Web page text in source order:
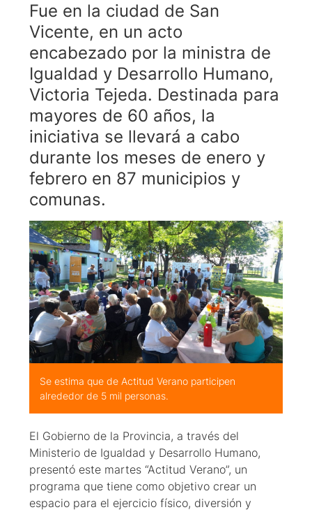
Fue en la ciudad de San
Vicente, en un acto
encabezado por la ministra de
Igualdad y Desarrollo Humano,
Victoria Tejeda. Destinada para
mayores de 60 años, la
iniciativa se llevará a cabo
durante los meses de enero y
febrero en 87 municipios y
comunas.
Se estima que de Actitud Verano participen
alrededor de 5 mil personas.
El Gobierno de la Provincia, a través del
Ministerio de Igualdad y Desarrollo Humano,
presentó este martes “Actitud Verano”, un
programa que tiene como objetivo crear un
espacio para el ejercicio físico, diversión y